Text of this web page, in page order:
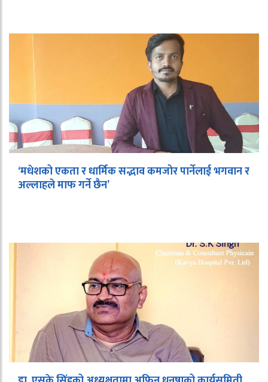
‘मधेशको एकता र धार्मिक सद्भाव कमजोर पार्नेलाई भगवान र
अल्लाहले माफ गर्ने छैन’